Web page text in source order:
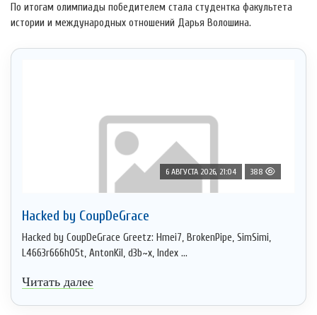
По итогам олимпиады победителем стала студентка факультета
истории и международных отношений Дарья Волошина.
6 АВГУСТА 2026, 21:04 388
Hacked by CoupDeGrace
Hacked by CoupDeGrace Greetz: Hmei7, BrokenPipe, SimSimi,
L4663r666h05t, AntonKil, d3b~x, Index ...
Читать далее